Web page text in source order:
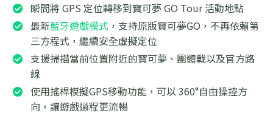
瞬間將 GPS 定位轉移到寶可夢 GO Tour 活動地點
最新藍牙遊戲模式 ，支持原版寶可夢GO，不再依賴第
三方程式，繼續安全虛擬定位
支援掃描當前位置附近的寶可夢、團體戰以及官方路
線
使用搖桿模擬GPS移動功能，可以 360°自由操控方
向，讓遊戲過程更流暢